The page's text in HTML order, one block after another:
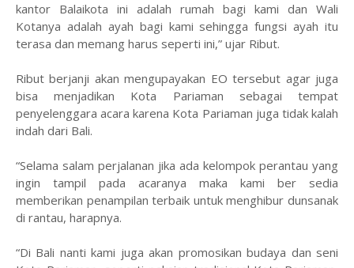
kantor Balaikota ini adalah rumah bagi kami dan Wali
Kotanya adalah ayah bagi kami sehingga fungsi ayah itu
terasa dan memang harus seperti ini,” ujar Ribut.
Ribut berjanji akan mengupayakan EO tersebut agar juga
bisa menjadikan Kota Pariaman sebagai tempat
penyelenggara acara karena Kota Pariaman juga tidak kalah
indah dari Bali.
“Selama salam perjalanan jika ada kelompok perantau yang
ingin tampil pada acaranya maka kami ber sedia
memberikan penampilan terbaik untuk menghibur dunsanak
di rantau, harapnya.
“Di Bali nanti kami juga akan promosikan budaya dan seni